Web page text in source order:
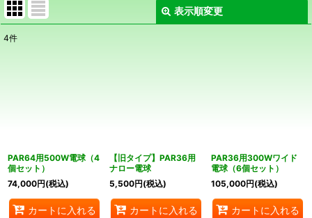
表示順変更
4件
PAR64用500W電球（4
個セット）
74,000円(税込)
カートに入れる
【旧タイプ】PAR36用
ナロー電球
5,500円(税込)
カートに入れる
PAR36用300Wワイド
電球（6個セット）
105,000円(税込)
カートに入れる